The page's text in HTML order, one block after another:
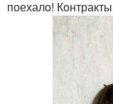
Модели для
поехало!